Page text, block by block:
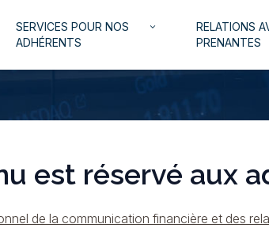
SERVICES POUR NOS
ADHÉRENTS
keyboard_arrow_down
RELATIONS
PRENANTES
est réservé aux
de la communication financière et des